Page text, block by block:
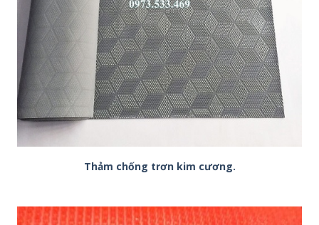
Thảm chống trơn kim cương.